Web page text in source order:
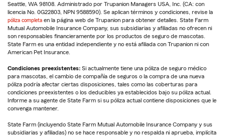
Seattle, WA 98108. Administrado por Trupanion Managers USA, Inc. (CA: con
licencia No. 0G22803, NPN 9588590). Se aplican términos y condiciones, revise la
póliza completa en la página web de Trupanion para obtener detalles. State Farm
Mutual Automobile Insurance Company, sus subsidiarias y afiliadas no ofrecen ni
son responsables financieramente por los productos de seguro de mascotas.
State Farm es una entidad independiente y no está afiliada con Trupanion ni con
American Pet Insurance.
Condiciones preexistentes: Si actualmente tiene una póliza de seguro médico
para mascotas, el cambio de compañía de seguros o la compra de una nueva
póliza podría afectar ciertas disposiciones, tales como las coberturas para
condiciones preexistentes o los deducibles ya establecidos bajo su póliza actual.
Informe a su agente de State Farm si su póliza actual contiene disposiciones que le
convenga mantener.
State Farm (incluyendo State Farm Mutual Automobile Insurance Company y sus
subsidiarias y afiliadas) no se hace responsable y no respalda ni aprueba, implícita